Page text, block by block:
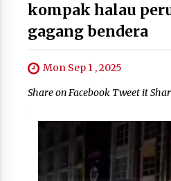
kompak halau
gagang bendera
Mon Sep 1 , 2025
Share on Facebook Tweet it